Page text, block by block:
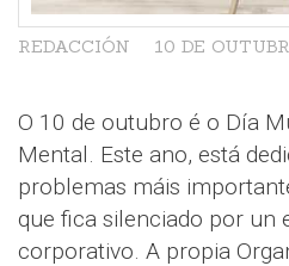
10 DE
REDACCIÓN
O 10 de outubro é o Día
Mental. Este ano, está
problemas máis
que fica silenciado por un
corporativo. A propia